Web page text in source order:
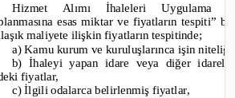
Hizmet Alımı İhaleleri Uygulama
esas miktar ve fiyatların tespiti”
maliyete ilişkin fiyatların tespitinde;
a) Kamu kurum ve kuruluşlarınca işin
b) İhaleyi yapan idare veya diğer
fiyatlar,
c) İlgili odalarca belirlenmiş fiyatlar,